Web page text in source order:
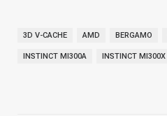
3D V-CACHE AMD BERGAMO
INSTINCT MI300A INSTINCT MI300X